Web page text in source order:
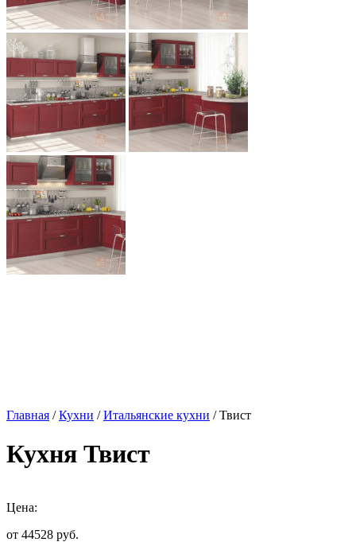
Главная /Кухни /Итальянские кухни / Твист
Кухня Твист
Цена:
от 44528 руб.